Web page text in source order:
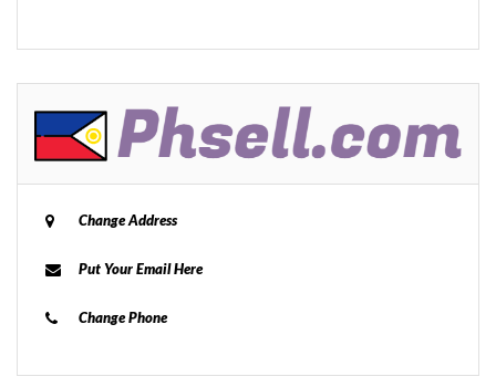
Change Address
Put Your Email Here
Change Phone